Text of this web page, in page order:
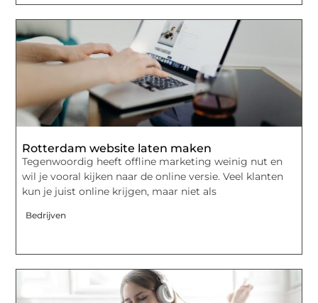
Rotterdam website laten maken
Tegenwoordig heeft offline marketing weinig nut en
wil je vooral kijken naar de online versie. Veel klanten
kun je juist online krijgen, maar niet als
Bedrijven